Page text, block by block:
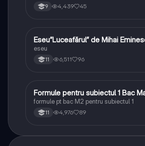
9 4,439 45
Limba și literatura română
Eseu”Luceafărul” de Mihai
eseu
11 6,511 96
Matematică
Formule pentru subiectul 1 Bac
formule pt bac M2 pentru subiectul 1
11 4,976 89